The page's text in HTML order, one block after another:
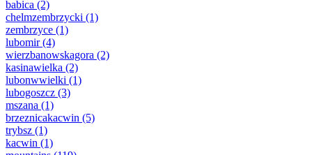
babica (2)
chelmzembrzycki (1)
zembrzyce (1)
lubomir(4)
wierzbanowskagora (2)
kasinawielka (2)
lubonwwielki (1)
lubogoszcz (3)
mszana (1)
brzeznicakacwin (5)
trybsz (1)
kacwin (1)